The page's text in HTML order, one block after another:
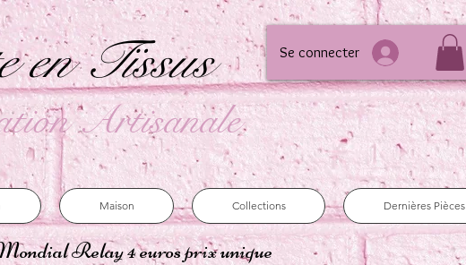
en Tïssus Se connecter
Artisanale
Maison Collections Dernières Pièces
Relay 4 euros prix unique